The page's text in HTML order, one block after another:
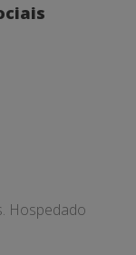
Hospedado